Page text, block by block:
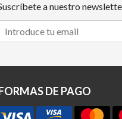
a nuestro
DE PAGO